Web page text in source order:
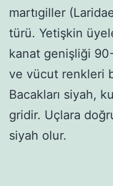
martıgiller
türü. Yetişkin
kanat genişliği
ve vücut renkleri
Bacakları siyah,
gridir. Uçlara
siyah olur.